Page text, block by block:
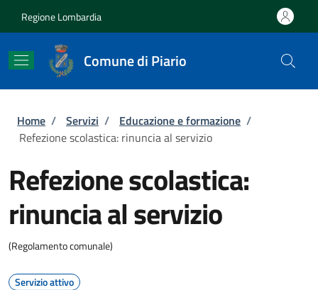
Regione Lombardia
Comune di Piario
Briciole di pane
Home / Servizi / Educazione e formazione /
Refezione scolastica: rinuncia al servizio
Refezione scolastica:
rinuncia al servizio
(Regolamento comunale)
Servizio attivo